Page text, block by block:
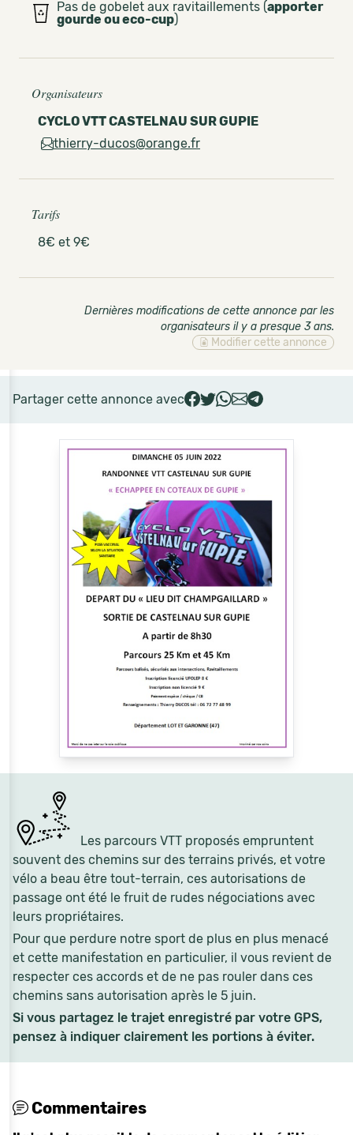
Les parcours VTT proposés empruntent
souvent des chemins sur des terrains privés, et votre
vélo a beau être tout-terrain, ces autorisations de
passage ont été le fruit de rudes négociations avec
leurs propriétaires.
Pour que perdure notre sport de plus en plus menacé
et cette manifestation en particulier, il vous revient de
respecter ces accords et de ne pas rouler dans ces
chemins sans autorisation après le 5 juin.
Si vous partagez le trajet enregistré par votre GPS,
pensez à indiquer clairement les portions à éviter.
Pas de gobelet aux ravitaillements (apporter
gourde ou eco-cup)
Organisateurs
CYCLO VTT CASTELNAU SUR GUPIE
thierry-ducos@orange.fr
Tarifs
8€ et 9€
Dernières modifications de cette annonce par les
organisateurs il y a presque 3 ans.
Modifier cette annonce
Partager cette annonce avec
Commentaires